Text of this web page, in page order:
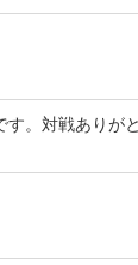
。対戦ありが